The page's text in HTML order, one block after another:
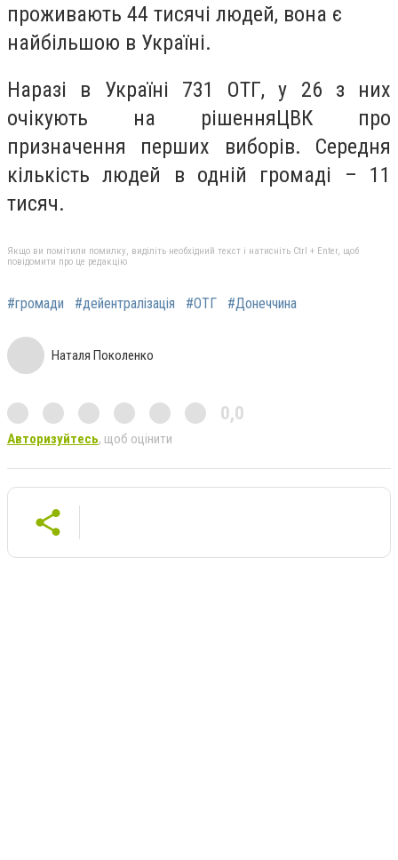
проживають 44 тисячі людей, вона є
найбільшою в Україні.
Наразі в Україні 731 ОТГ, у 26 з них
очікують на рішенняЦВК про
призначення перших виборів. Середня
кількість людей в одній громаді – 11
тисяч.
Якщо ви помітили помилку, виділіть необхідний текст і натисніть Ctrl + Enter, щоб
повідомити про це редакцію
#громади #дейентралізація #ОТГ #Донеччина
Наталя Поколенко
0,0
Авторизуйтесь, щоб оцінити